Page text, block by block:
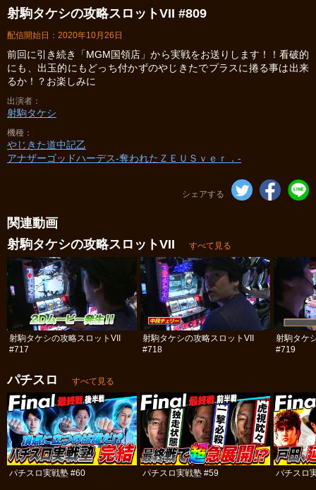
射駒タケシの攻略スロットVII #809
配信開始日：2020年10月26日
前回に引き続き「MGM国領店」から実戦をお送りします！！看破的
にも、出玉的にもどっち付かずのやじきたでプラスに捲る事は出来
るか！？お楽しみに
出演者
射駒タケシ
機種
やじきた道中記乙
アナザーゴッドハーデス-奪われたＺＥＵＳｖｅｒ．-
シェアする
関連動画
射駒タケシの攻略スロットVII
すべて見る
射駒タケシの攻略スロットVII
#717
射駒タケシの攻略スロットVII
#718
射駒タケ
#719
パチスロ すべて見る
パチスロ実戦塾 #60 パチスロ実戦塾 #59 パチスロ